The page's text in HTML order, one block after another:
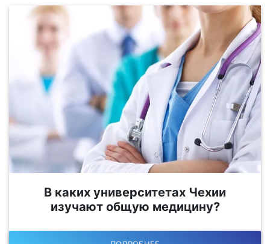
В каких университетах Чехии
изучают общую медицину?